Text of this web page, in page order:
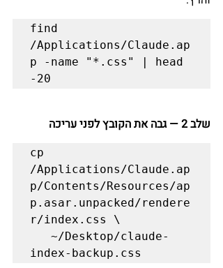
find
/Applications/Claude.ap
p -name "*.css" | head
שלב 2 — גבה את הקובץ לפני עריכה
cp
/Applications/Claude.ap
p/Contents/Resources/ap
p.asar.unpacked/rendere
r/index.css \